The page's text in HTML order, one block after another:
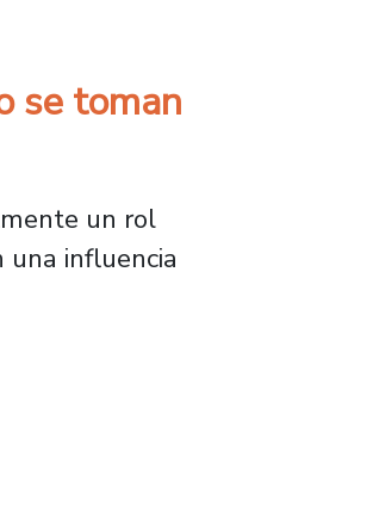
se toman
un rol
una influencia
decisiones en las